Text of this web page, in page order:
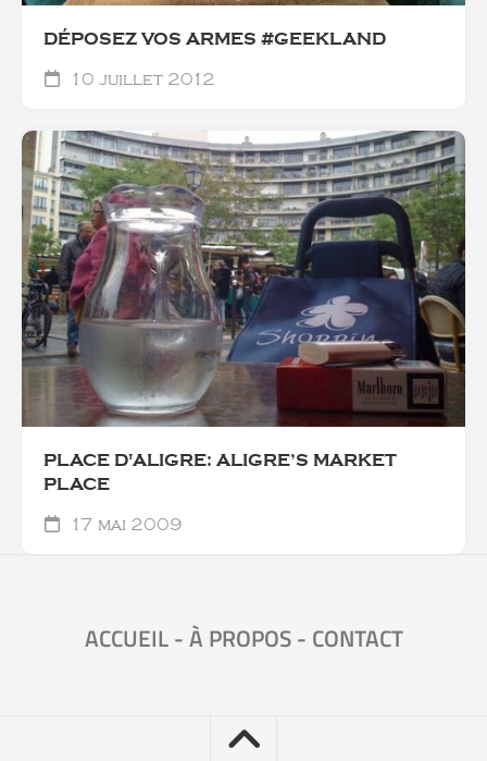
DÉPOSEZ VOS ARMES #GEEKLAND
10 juillet 2012
PLACE D'ALIGRE: ALIGRE’S MARKET
PLACE
17 mai 2009
ACCUEIL-À PROPOS- CONTACT